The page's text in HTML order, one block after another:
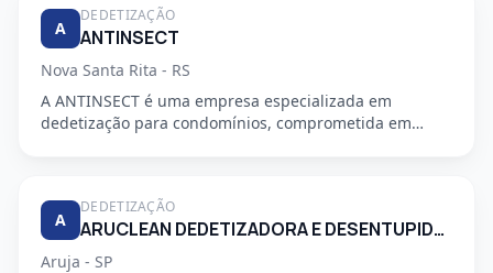
A
DEDETIZAÇÃO
ANTINSECT
Nova Santa Rita - RS
A ANTINSECT é uma empresa especializada em
dedetização para condomínios, comprometida em
A
DEDETIZAÇÃO
ARUCLEAN DEDETIZADORA E DESENTUPIDORA
Aruja - SP